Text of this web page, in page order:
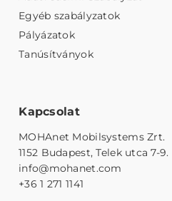
Egyéb szabályzatok
Pályázatok
Tanúsítványok
Kapcsolat
MOHAnet Mobilsystems Zrt.
1152 Budapest, Telek utca 7-9.
info@mohanet.com
+36 1 271 1141